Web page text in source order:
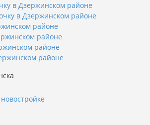
в Дзержинском районе
в Дзержинском районе
районе
районе
районе
районе